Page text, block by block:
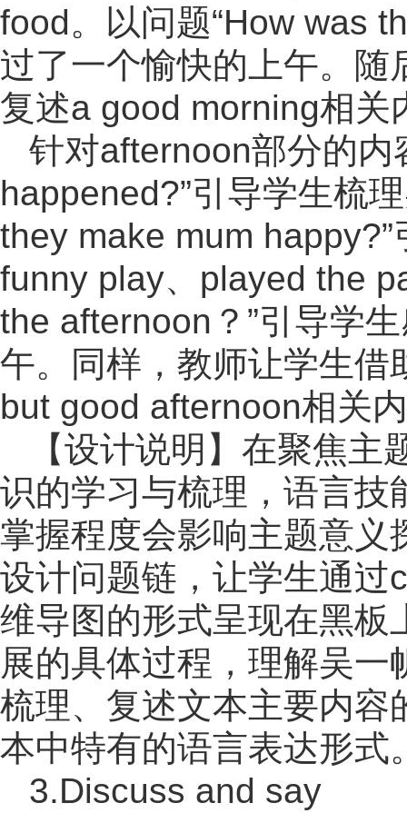
food。以问题“How was
过了一个愉快的上午。随
复述a good morning相关
针对afternoon部分的内
happened?”引导学生梳
they make mum
funny play、played the
the afternoon？”引导学
午。同样，教师让学生借
but good afternoon相关
【设计说明】在聚焦
识的学习与梳理，语言技
掌握程度会影响主题意义
设计问题链，让学生通
维导图的形式呈现在黑板
展的具体过程，理解吴
梳理、复述文本主要内容
本中特有的语言表达形式
3.Discuss and say